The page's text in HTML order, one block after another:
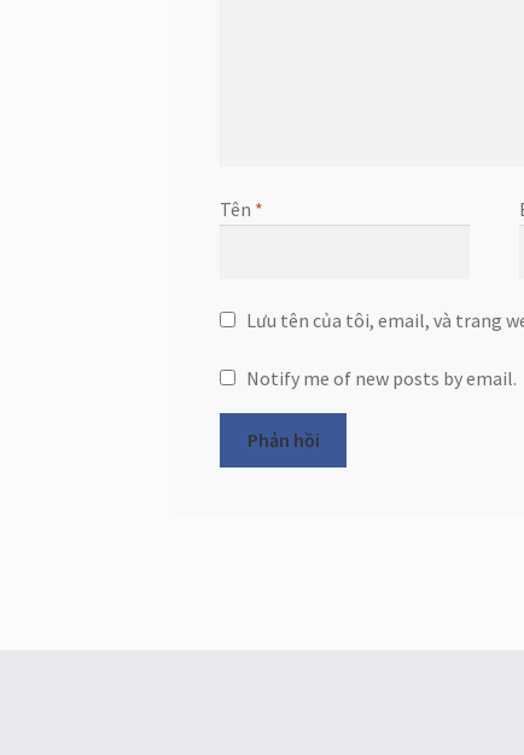
Tên *
Lưu tên của tôi, email, và trang
Notify me of new posts by email.